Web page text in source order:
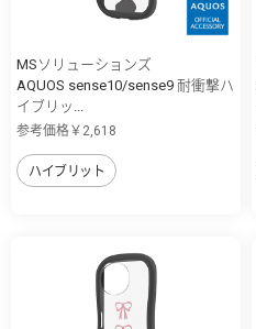
MSソリューションズ
AQUOS sense10/sense9 耐衝撃ハ
イブリッ...
参考価格￥2,618
ハイブリット